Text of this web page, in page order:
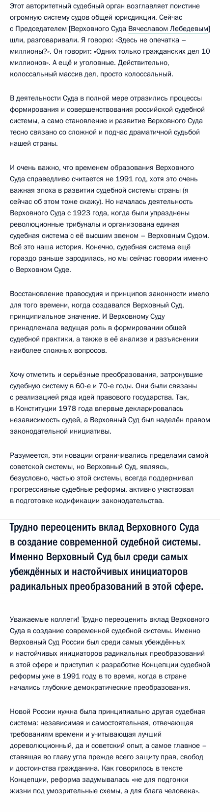
Этот авторитетный судебный орган возглавляет поистине
огромную систему судов общей юрисдикции. Сейчас
с Председателем [Верховного Суда Вячеславом Лебедевым]
шли, разговаривали. Я говорю: «Здесь не опечатка –
миллионы?». Он говорит: «Одних только гражданских дел 10
миллионов». А ещё и уголовные. Действительно,
колоссальный массив дел, просто колоссальный.
В деятельности Суда в полной мере отразились процессы
формирования и совершенствования российской судебной
системы, а само становление и развитие Верховного Суда
тесно связано со сложной и подчас драматичной судьбой
нашей страны.
И очень важно, что временем образования Верховного
Суда справедливо считается не 1991 год, хотя это очень
важная эпоха в развитии судебной системы страны (я
сейчас об этом тоже скажу). Но началась деятельность
Верховного Суда с 1923 года, когда были упразднены
революционные трибуналы и организована единая
судебная система с её высшим звеном – Верховным Судом.
Всё это наша история. Конечно, судебная система ещё
гораздо раньше зародилась, но мы сейчас говорим именно
о Верховном Суде.
Восстановление правосудия и принципов законности имело
для того времени, когда создавался Верховный Суд,
принципиальное значение. И Верховному Суду
принадлежала ведущая роль в формировании общей
судебной практики, а также в её анализе и разъяснении
наиболее сложных вопросов.
Хочу отметить и серьёзные преобразования, затронувшие
судебную систему в 60-е и 70-е годы. Они были связаны
с реализацией ряда идей правового государства. Так,
в Конституции 1978 года впервые декларировалась
независимость судей, а Верховный Суд был наделён правом
законодательной инициативы.
Разумеется, эти новации ограничивались пределами самой
советской системы, но Верховный Суд, являясь,
безусловно, частью этой системы, всегда поддерживал
прогрессивные судебные реформы, активно участвовал
в подготовке кодификации законодательства.
Трудно переоценить вклад Верховного Суда
в создание современной судебной системы.
Именно Верховный Суд был среди самых
убеждённых и настойчивых инициаторов
радикальных преобразований в этой сфере.
Уважаемые коллеги! Трудно переоценить вклад Верховного
Суда в создание современной судебной системы. Именно
Верховный Суд России был среди самых убеждённых
и настойчивых инициаторов радикальных преобразований
в этой сфере и приступил к разработке Концепции судебной
реформы уже в 1991 году, в то время, когда в стране
начались глубокие демократические преобразования.
Новой России нужна была принципиально другая судебная
система: независимая и самостоятельная, отвечающая
требованиям времени и учитывающая лучший
дореволюционный, да и советский опыт, а самое главное –
ставящая во главу угла прежде всего защиту прав, свобод
и достоинства гражданина. Как говорилось в тексте
Концепции, реформа задумывалась «не для подгонки
жизни под умозрительные схемы, а для блага человека».